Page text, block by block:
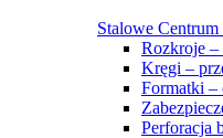
Stalowe
Rozkroje –
Kręgi –
Formatki –
Perforacja